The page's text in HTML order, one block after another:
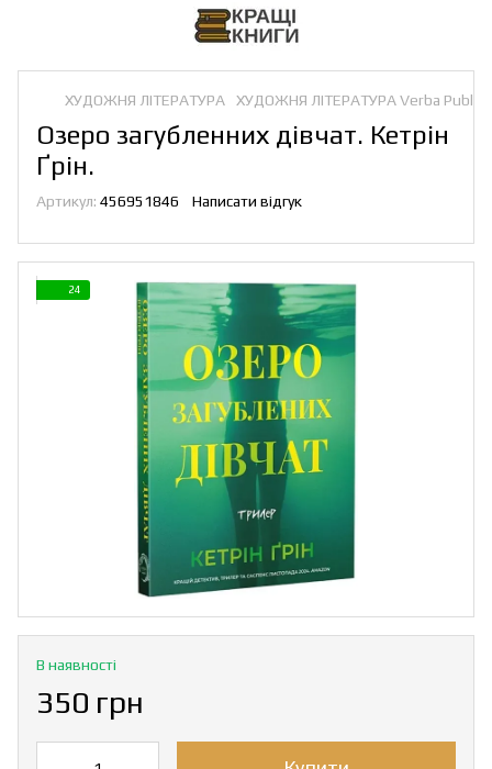
ХУДОЖНЯ ЛІТЕРАТУРА ХУДОЖНЯ ЛІТЕРАТУРА Verba
Озеро загубленних дівчат. Кетрін
Ґрін.
Артикул: 456951846 Написати відгук
24
В наявності
350 грн